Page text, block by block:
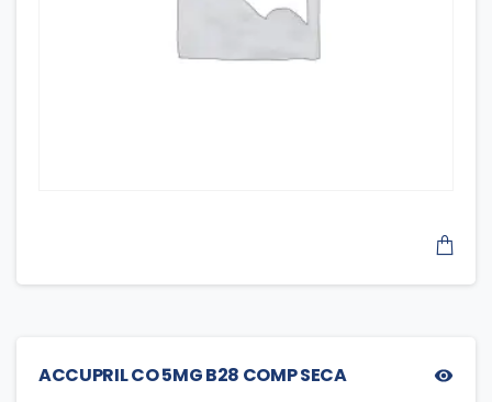
ACCUPRIL CO 5MG B28 COMP SECA